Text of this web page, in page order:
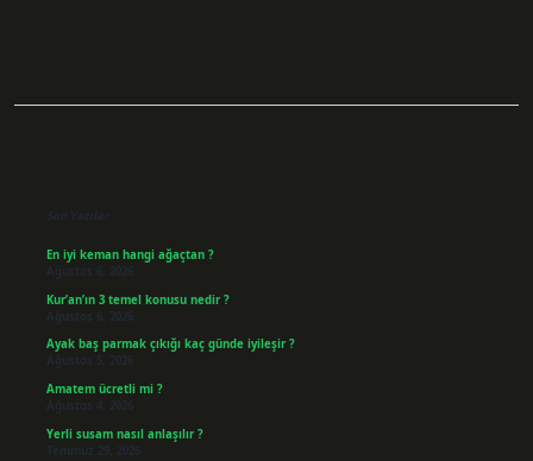
Son Yazılar
En iyi keman hangi ağaçtan ?
Ağustos 6, 2026
Kur’an’ın 3 temel konusu nedir ?
Ağustos 6, 2026
Ayak baş parmak çıkığı kaç günde iyileşir ?
Ağustos 5, 2026
Amatem ücretli mi ?
Ağustos 4, 2026
Yerli susam nasıl anlaşılır ?
Temmuz 29, 2026